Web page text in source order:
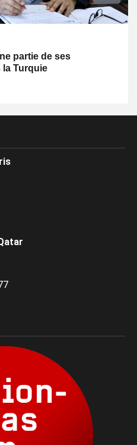
partie de ses
la Turquie